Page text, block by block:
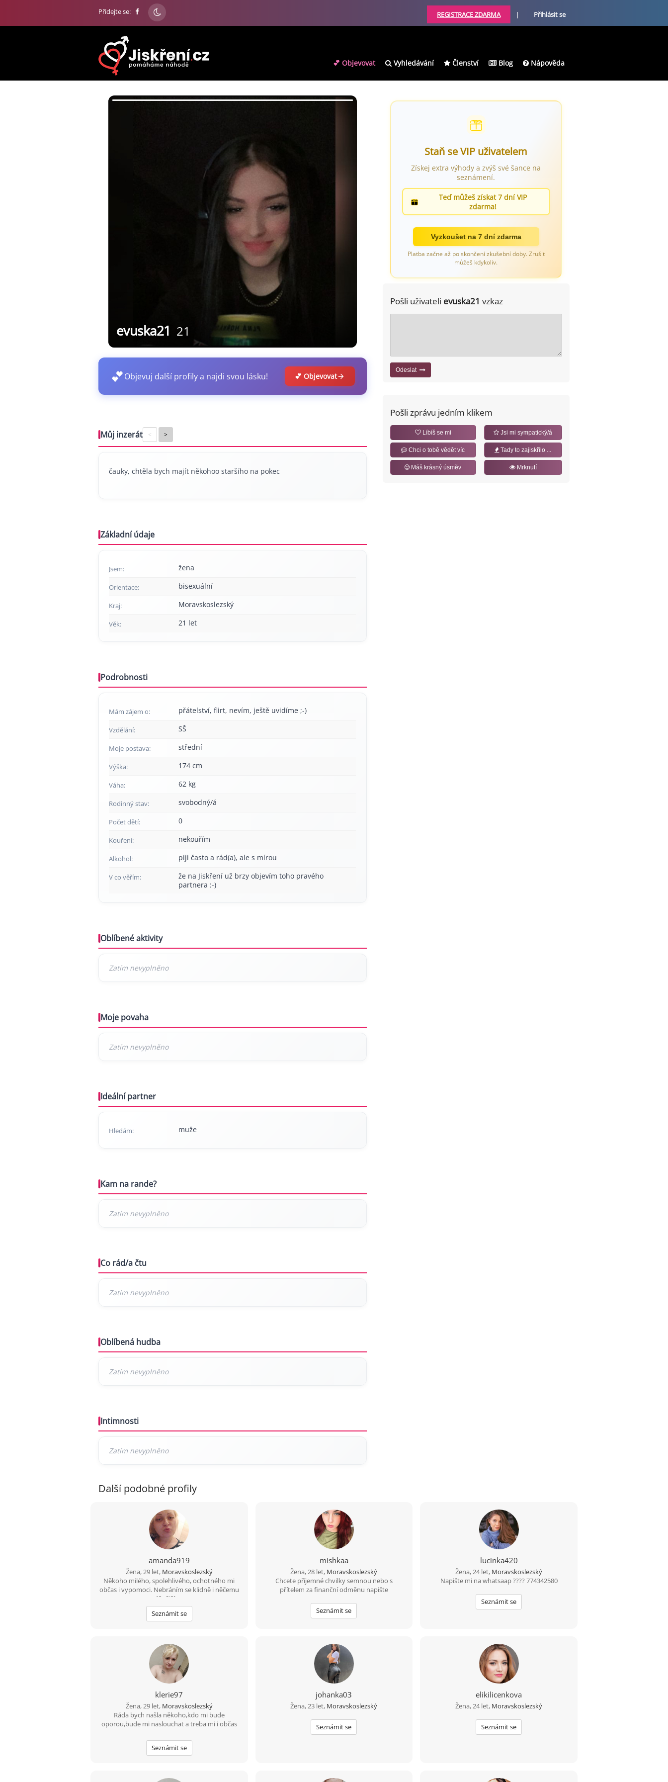
Přidejte se: REGISTRACE ZDARMA | Přihlásit se
💕 Objevovat Vyhledávání Členství Blog Nápověda
evuska21 21
💕Objevuj další profily a najdi svou lásku! 💕 Objevovat
Můj inzerát < >
čauky, chtěla bych majít někohoo staršího na pokec
Základní údaje
Jsem: žena
Orientace: bisexuální
Kraj: Moravskoslezský
Věk: 21 let
Podrobnosti
Mám zájem o: přátelství, flirt, nevím, ještě uvidíme ;-)
Vzdělání: SŠ
Moje postava: střední
Výška: 174 cm
Váha: 62 kg
Rodinný stav: svobodný/á
Počet dětí: 0
Kouření: nekouřím
Alkohol: piji často a rád(a), ale s mírou
V co věřím:
že na Jiskření už brzy objevím toho pravého
partnera :-)
Oblíbené aktivity
Moje povaha
Ideální partner
Hledám: muže
Kam na rande?
Co rád/a čtu
Oblíbená hudba
Intimnosti
Staň se VIP uživatelem
Získej extra výhody a zvýš své šance na
seznámení.
Teď můžeš získat 7 dní VIP
zdarma!
Vyzkoušet na 7 dní zdarma
Platba začne až po skončení zkušební doby. Zrušit
můžeš kdykoliv.
Pošli uživateli evuska21 vzkaz
Odeslat
Pošli zprávu jedním klikem
Líbíš se mi Jsi mi sympatický/á
Chci o tobě vědět víc Tady to zajiskřilo ...
Máš krásný úsměv Mrknutí
Další podobné profily
amanda919
Žena, 29 let, Moravskoslezský
Někoho milého, spolehlivého, ochotného mi
občas i vypomoci. Nebráním se klidně i něčemu
vážnějšímu.
Seznámit se
mishkaa
Žena, 28 let, Moravskoslezský
Chcete příjemné chvilky semnou nebo s
přítelem za finanční odměnu napište
Seznámit se
lucinka420
Žena, 24 let, Moravskoslezský
Napište mi na whatsaap ???? 774342580
Seznámit se
klerie97
Žena, 29 let, Moravskoslezský
Ráda bych našla někoho,kdo mi bude
oporou,bude mi naslouchat a treba mi i občas
Seznámit se
johanka03
Žena, 23 let, Moravskoslezský
Seznámit se
elikilicenkova
Žena, 24 let, Moravskoslezský
Seznámit se